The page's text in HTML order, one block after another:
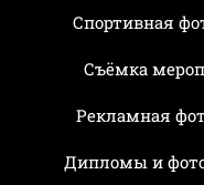
Спортивная
Съёмка
Рекламная
Дипломы и